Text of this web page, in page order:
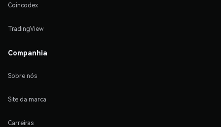
Coincodex
TradingView
Companhia
Sobre nós
Site da marca
Carreiras